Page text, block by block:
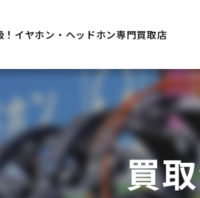
！イヤホン・ヘッドホン専門買取店
買